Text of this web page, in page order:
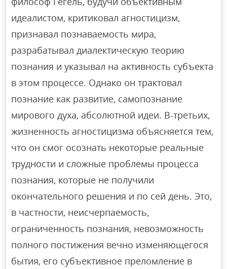
идеалистом, критиковал агностицизм,
признавал познаваемость мира,
разрабатывал диалектическую теорию
познания и указывал на активность субъекта
в этом процессе. Однако он трактовал
познание как развитие, самопознание
мирового духа, абсолютной идеи. В-третьих,
жизненность агностицизма объясняется тем,
что он смог осознать некоторые реальные
трудности и сложные проблемы процесса
познания, которые не получили
окончательного решения и по сей день. Это,
в частности, неисчерпаемость,
ограниченность познания, невозможность
полного постижения вечно изменяющегося
бытия, его субъективное преломление в